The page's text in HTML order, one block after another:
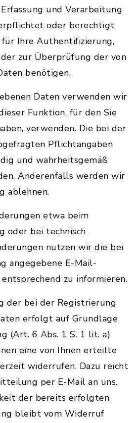
und Verarbeitung
oder berechtigt
Ihre Authentifizierung,
zur Überprüfung der von
benötigen.
Daten verwenden wir
Funktion, für den Sie
verwenden. Die bei der
Pflichtangaben
und wahrheitsgemäß
Anderenfalls werden wir
ablehnen.
etwa beim
oder bei technisch
nutzen wir die bei
angegebene E-Mail-
zu informieren.
der bei der Registrierung
erfolgt auf Grundlage
(Art. 6 Abs. 1 S. 1 lit. a)
eine von Ihnen erteilte
widerrufen. Dazu reicht
per E-Mail an uns.
der bereits erfolgten
bleibt vom Widerruf